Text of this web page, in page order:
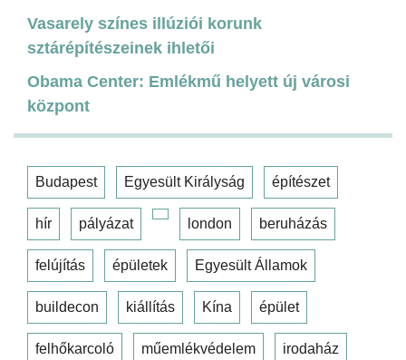
Vasarely színes illúziói korunk
sztárépítészeinek ihletői
Obama Center: Emlékmű helyett új városi
központ
Budapest Egyesült Királyság építészet
hír pályázat london beruházás
felújítás épületek Egyesült Államok
buildecon kiállítás Kína épület
felhőkarcoló műemlékvédelem irodaház